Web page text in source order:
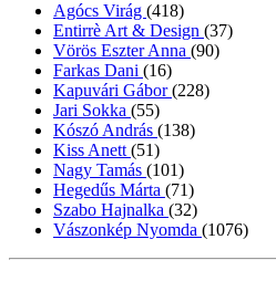
Agócs Virág (418)
Entirrè Art & Design (37)
Vörös Eszter Anna (90)
Farkas Dani (16)
Kapuvári Gábor(228)
Jari Sokka (55)
Kószó András (138)
Kiss Anett (51)
Nagy Tamás (101)
Hegedűs Márta (71)
Szabo Hajnalka (32)
Vászonkép Nyomda (1076)